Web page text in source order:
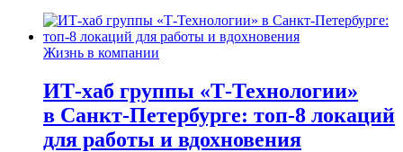
Жизнь в компании
ИТ-хаб группы «Т-Технологии»
в Санкт-Петербурге: топ-8 локаций
для работы и вдохновения